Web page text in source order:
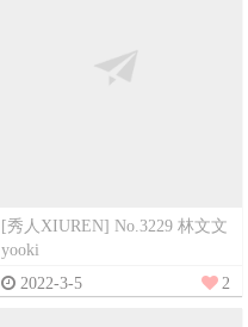
[秀人XIUREN] No.3229 林文文
yooki
2022-3-5
2